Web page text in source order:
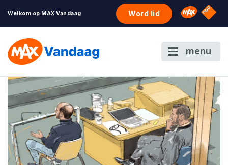
Welkom op MAX Vandaag Word lid Omroep
NPO
menu